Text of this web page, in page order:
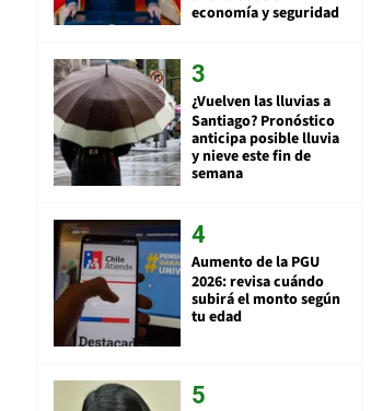
economía y seguridad
¿Vuelven las lluvias a
Santiago? Pronóstico
anticipa posible lluvia
y nieve este fin de
semana
Aumento de la PGU
2026: revisa cuándo
subirá el monto según
tu edad